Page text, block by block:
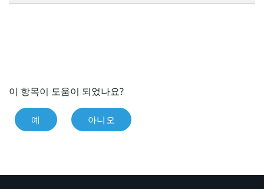
이 항목이 도움이 되었나요?
예 아니오